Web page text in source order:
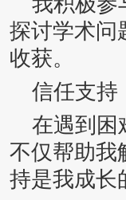
探讨学术问
收获。
信任支持
在遇到困
不仅帮助我
持是我成长